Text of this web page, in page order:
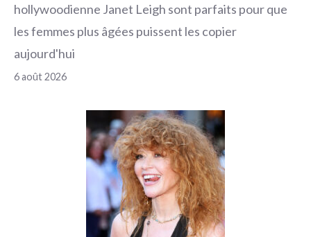
hollywoodienne Janet Leigh sont parfaits pour que
les femmes plus âgées puissent les copier
aujourd'hui
6 août 2026